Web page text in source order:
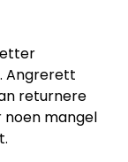
. Angrerett
returnere
noen mangel